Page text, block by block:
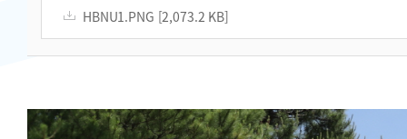
HBNU1.PNG [2,073.2 KB]